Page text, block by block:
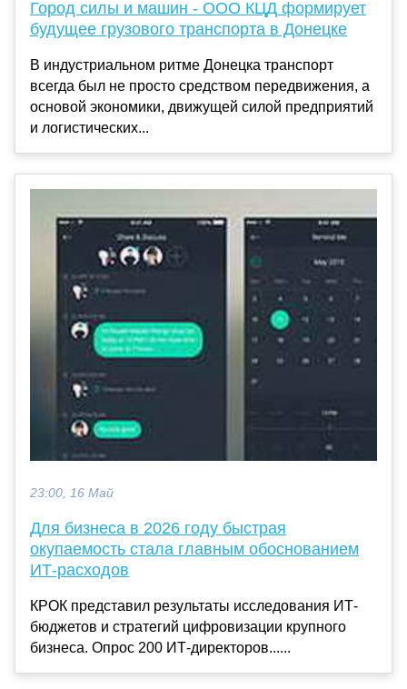
Город силы и машин - ООО КЦД формирует
будущее грузового транспорта в Донецке
В индустриальном ритме Донецка транспорт
всегда был не просто средством передвижения, а
основой экономики, движущей силой предприятий
и логистических...
23:00, 16 Май
Для бизнеса в 2026 году быстрая
окупаемость стала главным обоснованием
ИТ-расходов
КРОК представил результаты исследования ИТ-
бюджетов и стратегий цифровизации крупного
бизнеса. Опрос 200 ИТ-директоров......